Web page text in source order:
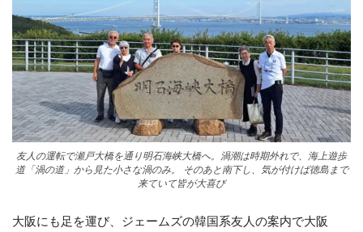
友人の運転で瀬戸大橋を通り明石海峡大橋へ。渦潮は時期外れで、海上遊歩
道「渦の道」から見た小さな渦のみ。 そのあと南下し、気が付けば徳島まで
来ていて皆が大喜び
大阪にも足を運び、ジェームズの韓国系友人の案内で大阪